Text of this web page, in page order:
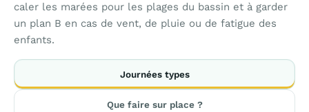
caler les marées pour les plages du bassin et à garder
un plan B en cas de vent, de pluie ou de fatigue des
enfants.
Journées types
Que faire sur place ?